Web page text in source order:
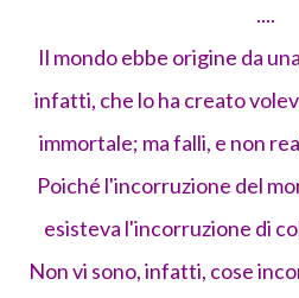
....
Il mondo ebbe origine da
infatti, che lo ha creato
immortale; ma falli, e non
Poiché l'incorruzione del
esisteva l'incorruzione di
Non vi sono, infatti, cose